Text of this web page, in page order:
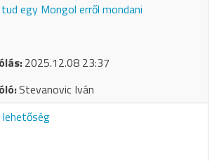
egy Mongol erről mondani
2025.12.08 23:37
Stevanovic Iván
lehetőség